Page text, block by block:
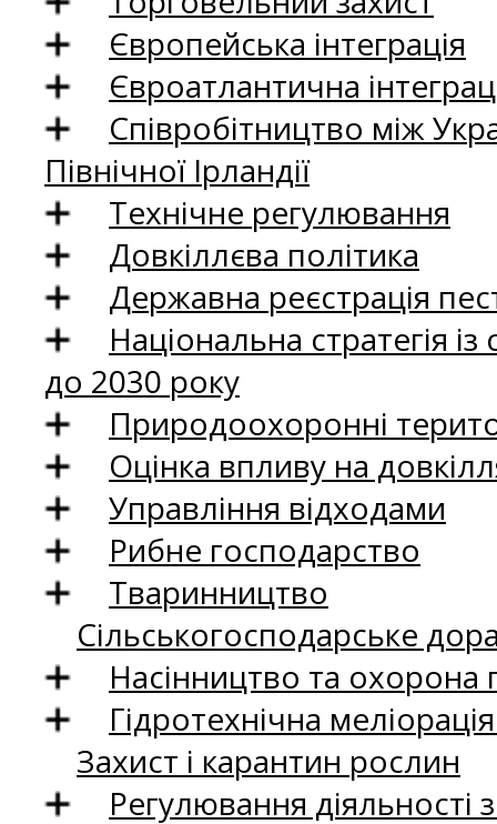
Європейська інтеграція
Євроатлантична
Співробітництво між
Північної Ірландії
Технічне регулювання
Довкіллєва політика
Державна реєстрація
Національна стратегія
до 2030 року
Природоохоронні
Оцінка впливу на
Управління відходами
Рибне господарство
Тваринництво
Сільськогосподарське
Насінництво та
Гідротехнічна
Захист і карантин рослин
Регулювання